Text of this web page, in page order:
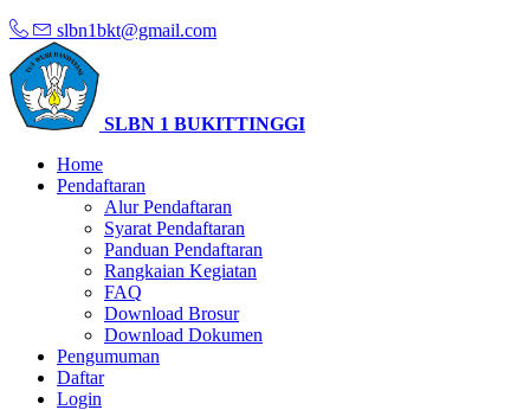
slbn1bkt@gmail.com
SLBN 1 BUKITTINGGI
Home
Pendaftaran
Alur Pendaftaran
Syarat Pendaftaran
Panduan Pendaftaran
Rangkaian Kegiatan
FAQ
Download Brosur
Download Dokumen
Pengumuman
Daftar
Login